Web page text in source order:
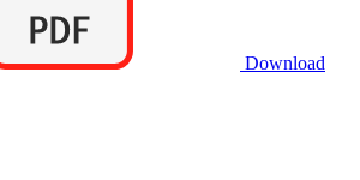
Download